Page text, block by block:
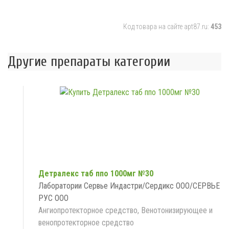
Код товара на сайте apt87.ru: 453
Другие препараты категории
Детралекс таб ппо 1000мг №30
Лаборатории Сервье Индастри/Сердикс ООО/СЕРВЬЕ
РУС ООО
Ангиопротекторное средство, Венотонизирующее и
венопротекторное средство